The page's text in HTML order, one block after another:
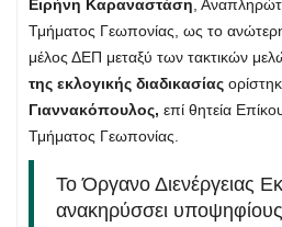
Ειρήνη Καραναστάση ,
Τμήματος Γεωπονίας, ως το
μέλος ΔΕΠ μεταξύ των τακτικών
της εκλογικής διαδικασίας
Γιαννακόπουλος, επί θητεία
Τμήματος Γεωπονίας.
Το Όργανο Διενέργειας
ανακηρύσσει